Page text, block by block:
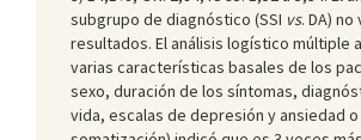
subgrupo de diagnóstico (SSI vs. DA)
resultados. El análisis logístico múltiple
varias características basales de los
sexo, duración de los síntomas,
vida, escalas de depresión y ansiedad